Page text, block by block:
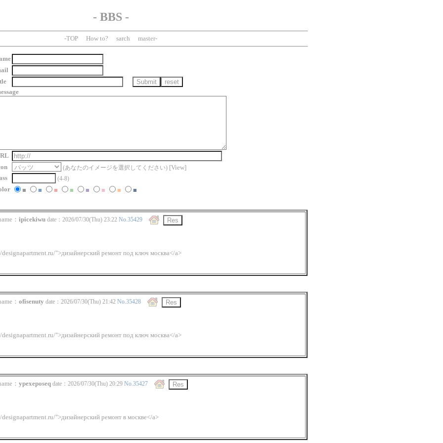
- BBS -
-TOP How to? sarch master-
(あなたのイメージを選択してください)[View]
(4-8)
■ ■ ■ ■ ■ ■ ■ ■
： ipicekiwu date：2026/07/30(Thu) 23:22 No.35429
">дизайнерский ремонт под ключ москва</a>
： ofisenuty date：2026/07/30(Thu) 21:42 No.35428
">дизайнерский ремонт под ключ москва</a>
： ypexeposeq date：2026/07/30(Thu) 20:29 No.35427
">дизайнерский ремонт в москве</a>